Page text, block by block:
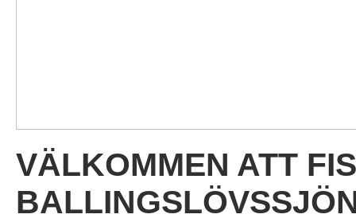
VÄLKOMMEN ATT